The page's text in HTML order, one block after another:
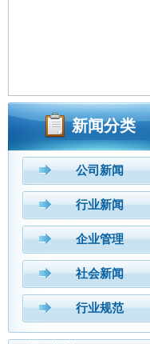
新闻分类
公司新闻
行业新闻
企业管理
社会新闻
行业规范